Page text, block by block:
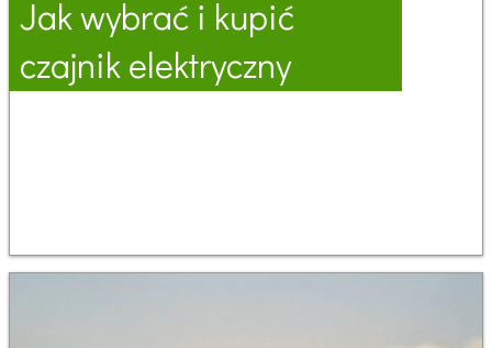
Jak wybrać i kupić
czajnik elektryczny